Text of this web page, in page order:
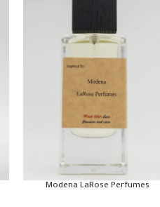
Modena LaRose Perfumes